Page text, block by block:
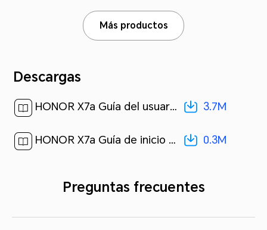
Más productos
Descargas
HONOR X7a Guía del usuario-(Magic UI 6.1_01,es-us)[ 3.7M ] 3.7M
HONOR X7a Guía de inicio rápido-(MagicUI 6.1_01,RKY-LX3,es-us)[ 0.3M ] 0.3M
Preguntas frecuentes